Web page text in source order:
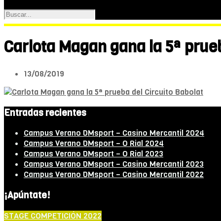
Carlota Magan gana la 5ª
13/08/2019
Entradas recientes
Campus Verano DMsport – Casino Mercantil 2024
Campus Verano DMsport – O Rial 2024
Campus Verano DMsport – O Rial 2023
Campus Verano DMsport – Casino Mercantil 2023
Campus Verano DMsport – Casino Mercantil 2022
¡Apúntate!
STAGE COMPETICIÓN 2022